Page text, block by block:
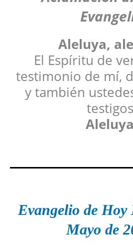
Aleluya,
El Espíritu de
testimonio de mí,
y también
Evangelio de Hoy
Mayo de